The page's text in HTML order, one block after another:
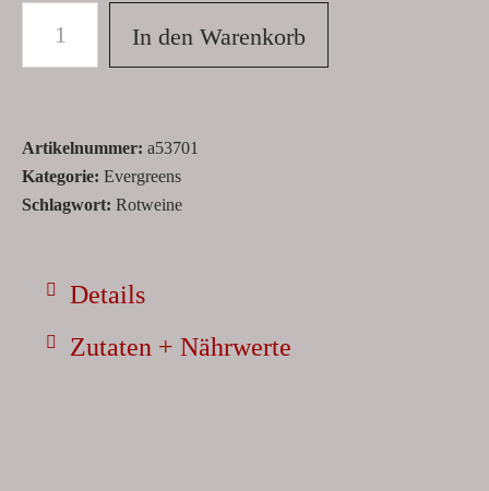
In den Warenkorb
Artikelnummer: a53701
Kategorie: Evergreens
Schlagwort: Rotweine
Details
Zutaten + Nährwerte